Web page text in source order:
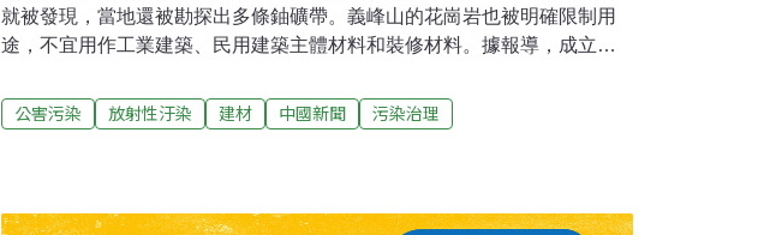
就被發現，當地還被勘探出多條鈾礦帶。義峰山的花崗岩也被明確限制用
途，不宜用作工業建築、民用建築主體材料和裝修材料。據報導，成立於
不斷運往幾家由其供應的混凝土公司，製造為建材流向浙江紹興市在建的
居民住宅。媒體使用x、γ輻射空氣比釋能動率儀（NT6101）對使用來自義
境輻射值更高，最低數值為0.37微西弗每小時，最高數值達到1.49微西弗每
公害污染 放射性汙染 建材 中國新聞 污染治理